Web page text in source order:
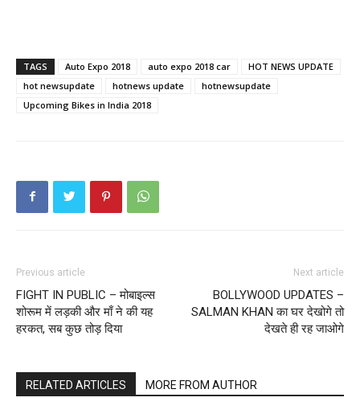
TAGS Auto Expo 2018 auto expo 2018 car
HOT NEWS UPDATE
hot newsupdate
hotnews update
hotnewsupdate
Upcoming Bikes in India 2018
Previous article
FIGHT IN PUBLIC – मोबाइल्स
शोरूम में लड़की और माँ ने की यह
हरकत, सब कुछ तोड़ दिया
Next article
BOLLYWOOD UPDATES –
SALMAN KHAN का घर देखोगे तो
देखते ही रह जाओगे
RELATED ARTICLES MORE FROM AUTHOR